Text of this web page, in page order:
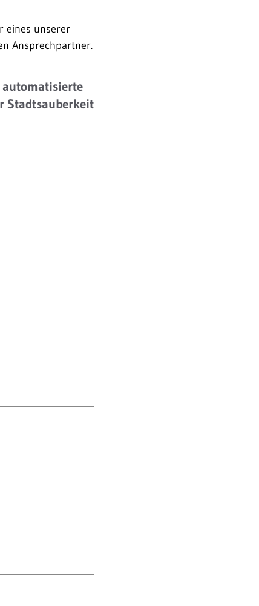
eines unserer
Ansprechpartner.
automatisierte
Stadtsauberkeit